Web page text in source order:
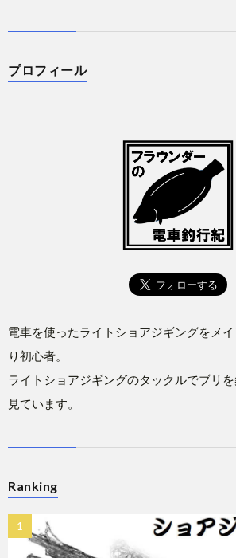
プロフィール
電車を使ったライトショアジギングをメ
り初心者。
ライトショアジギングのタックルでブリ
見ています。
Ranking